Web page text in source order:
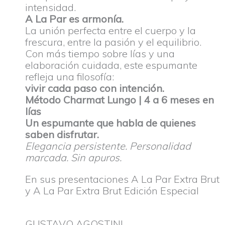
intensidad.
A La Par es armonía.
La unión perfecta entre el cuerpo y la
frescura, entre la pasión y el equilibrio.
Con más tiempo sobre lías y una
elaboración cuidada, este espumante
refleja una filosofía:
vivir cada paso con intención.
Método Charmat Lungo | 4 a 6 meses en
lías
Un espumante que habla de quienes
saben disfrutar.
Elegancia persistente. Personalidad
marcada. Sin apuros.
En sus presentaciones A La Par Extra Brut
y A La Par Extra Brut Edición Especial